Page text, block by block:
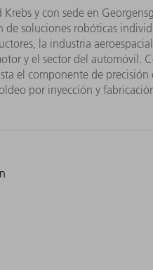
y con sede en
soluciones robóticas
la industria
y el sector del automóvil.
el componente de
por inyección y